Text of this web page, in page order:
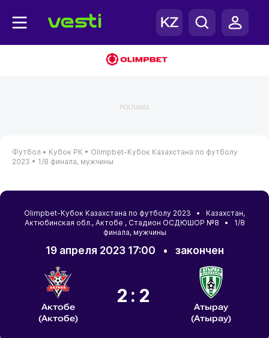
РЕКЛАМА
Футбол • Кубок РК • Olimpbet-Кубок Казахстана по футболу
2023 • 1/8 финала, мужчины
Olimpbet-Кубок Казахстана по футболу 2023 • Казахстан,
Актюбинская обл., Актобе , Стадион ОСДЮШОР №8 • 1/8
финала, мужчины
19 апреля 2023 17:00 • закончен
Актобе
(Актобе)
2:2
Атырау
(Атырау)